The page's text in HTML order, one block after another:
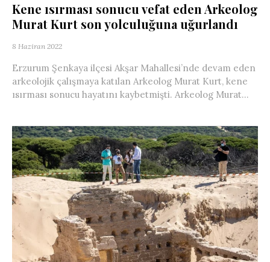
Kene ısırması sonucu vefat eden Arkeolog
Murat Kurt son yolculuğuna uğurlandı
8 Haziran 2022
Erzurum Şenkaya ilçesi Akşar Mahallesi’nde devam eden
arkeolojik çalışmaya katılan Arkeolog Murat Kurt, kene
ısırması sonucu hayatını kaybetmişti. Arkeolog Murat...